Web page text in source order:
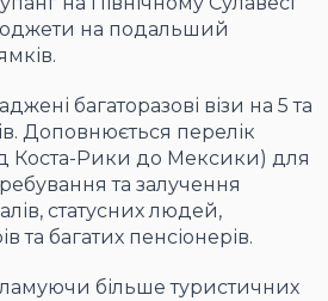
на подальший
багаторазові візи на 5 та
Доповнюється перелік
Коста-Рики до Мексики) для
та залучення
статусних людей,
та багатих пенсіонерів.
більше туристичних